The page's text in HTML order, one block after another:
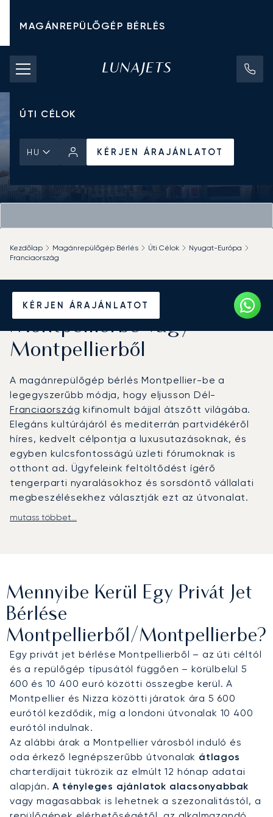
MAGÁNREPÜLŐGÉP BÉRLÉS
CHARTER ÁRAK
MAGÁNREPÜLŐGÉPEK
ÚTI CÉLOK
HU KÉRJEN ÁRAJÁNLATOT
KÉRJEN ÁRAJÁNLATOT
Kezdőlap Magánrepülőgép Bérlés Úti Célok
Nyugat-Európa
Franciaország
Béreljen magánrepülőt
Montpellierbe vagy
Montpellierből
A magánrepülőgép bérlés Montpellier-be a
legegyszerűbb módja, hogy eljusson Dél-
Franciaország kifinomult bájjal átszőtt világába.
Elegáns kultúrájáról és mediterrán partvidékéről
híres, kedvelt célpontja a luxusutazásoknak, és
egyben kulcsfontosságú üzleti fórumoknak is
otthont ad. Ügyfeleink feltöltődést ígérő
tengerparti nyaralásokhoz és sorsdöntő vállalati
megbeszélésekhez választják ezt az útvonalat.
Repülőútját az Ön személyes útitervéhez
zökkenőmentes érkezésre a híres Domaine de
Verchant lakosztályába.
Teljes nyugalommal utazhat, tudva, hogy közel két
évtizedes tapasztalatunk birtokában sikeresen
kezeltük a legnagyobb globális fennakadásokat
is, hogy ügyfeleink mindig elérjék úti céljukat. Ez a
bizonyított rugalmasság garantálja, hogy
montpellier-i privát utazását kiváló operatív
szakértelemmel szervezzük meg, így Ön arra
összpontosíthat, ami igazán számít.
mutass többet...
Mennyibe Kerül Egy Privát Jet
Bérlése
Montpellierből/Montpellierbe?
Egy privát jet bérlése Montpellierből – az úti céltól
és a repülőgép típusától függően – körülbelül 5
600 és 10 400 euró közötti összegbe kerül. A
Montpellier és Nizza közötti járatok ára 5 600
eurótól kezdődik, míg a londoni útvonalak 10 400
eurótól indulnak.
Az alábbi árak a Montpellier városból induló és
oda érkező legnépszerűbb útvonalak átlagos
charterdíjait tükrözik az elmúlt 12 hónap adatai
alapján.A tényleges ajánlatok alacsonyabbak
vagy magasabbak is lehetnek a szezonalitástól, a